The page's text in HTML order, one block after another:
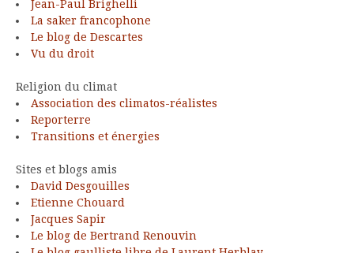
Jean-Paul Brighelli
La saker francophone
Le blog de Descartes
Vu du droit
Religion du climat
Association des climatos-réalistes
Reporterre
Transitions et énergies
Sites et blogs amis
David Desgouilles
Etienne Chouard
Jacques Sapir
Le blog de Bertrand Renouvin